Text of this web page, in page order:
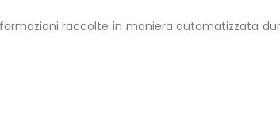
raccolte in maniera automatizzata